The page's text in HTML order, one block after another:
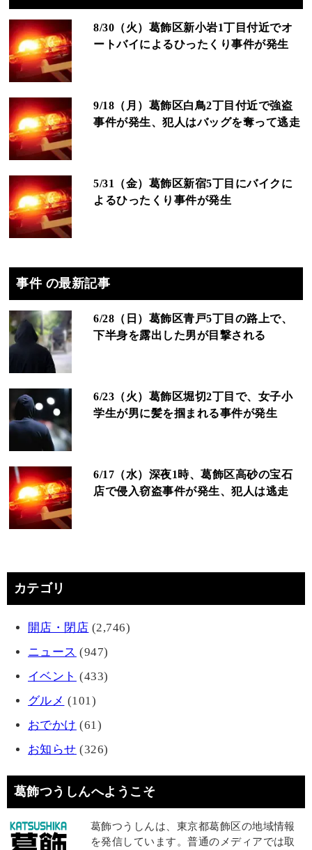
8/30（火）葛飾区新小岩1丁目付近でオ
ートバイによるひったくり事件が発生
9/18（月）葛飾区白鳥2丁目付近で強盗
事件が発生、犯人はバッグを奪って逃走
5/31（金）葛飾区新宿5丁目にバイクに
よるひったくり事件が発生
事件 の最新記事
6/28（日）葛飾区青戸5丁目の路上で、
下半身を露出した男が目撃される
6/23（火）葛飾区堀切2丁目で、女子小
学生が男に髪を掴まれる事件が発生
6/17（水）深夜1時、葛飾区高砂の宝石
店で侵入窃盗事件が発生、犯人は逃走
カテゴリ
開店・閉店 (2,746)
ニュース (947)
イベント (433)
グルメ (101)
おでかけ (61)
お知らせ (326)
葛飾つうしんへようこそ
葛飾つうしんは、東京都葛飾区の地域情報
を発信しています。普通のメディアでは取